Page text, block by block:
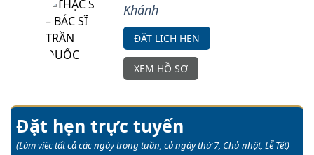
Khánh
ĐẶT LỊCH HẸN
XEM HỒ SƠ
Đặt hẹn trực tuyến
(Làm việc tất cả các ngày trong tuần, cả ngày thứ 7, Chủ nhật, Lễ Tết)